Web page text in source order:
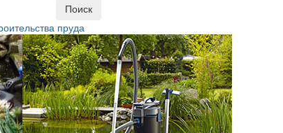
Поиск
пруда